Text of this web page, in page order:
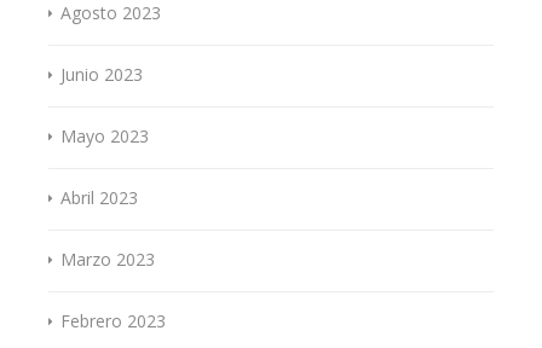
Agosto 2023
Junio 2023
Mayo 2023
Abril 2023
Marzo 2023
Febrero 2023